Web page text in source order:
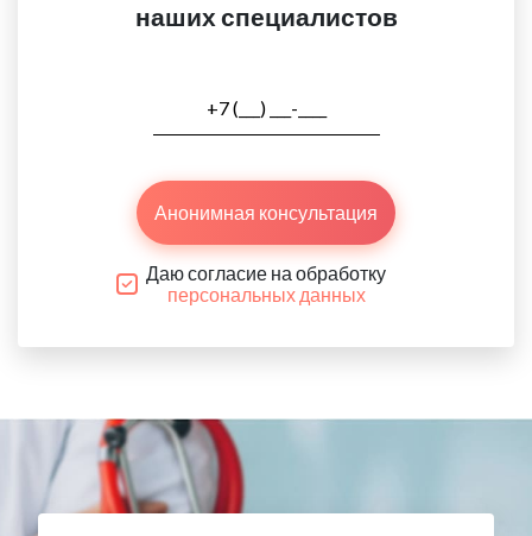
наших специалистов
Анонимная консультация
Даю согласие на обработку
персональных данных